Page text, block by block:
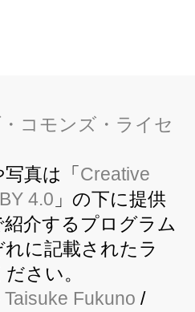
真は「 Creative
4.0 」の下に提供
介するプログラム
に記載されたラ
さい。
Taisuke Fukuno /